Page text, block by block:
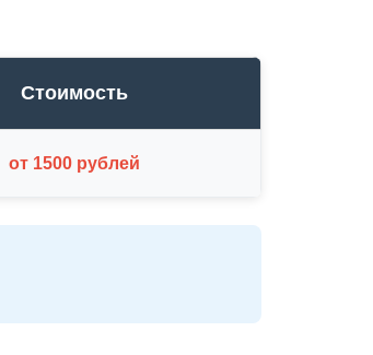
Стоимость
от 1500 рублей